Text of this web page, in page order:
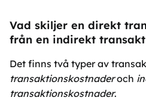
Vad skiljer en direkt
från en indirekt
Det finns två typer av
transaktionskostnaderoch
transaktionskostnader.